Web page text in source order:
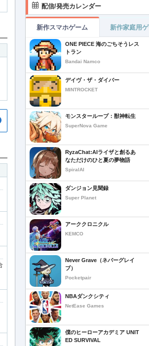
配信/発売カレンダー
新作スマホゲーム 新作家庭用
ONE PIECE 海のごちそうレス
トラン
Bandai Namco
デイヴ・ザ・ダイバー
MINTROCKET
モンスターループ：獣神転生
SuperNova Game
RyzaChat:AIライザと創るあ
なただけのひと夏の夢物語
SpiralAI
ダンジョン見聞録
Super Planet
アーククロニクル
KEMCO
Never Grave（ネバーグレイ
ブ）
Pocketpair
NBAダンクシティ
NetEase Games
僕のヒーローアカデミア UNIT
ED SURVIVAL